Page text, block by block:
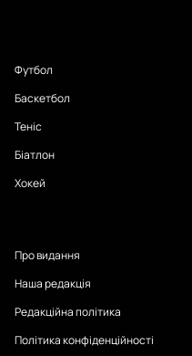
Футбол
Баскетбол
Теніс
Біатлон
Хокей
Про видання
Наша редакція
Редакційна політика
Політика конфіденційності